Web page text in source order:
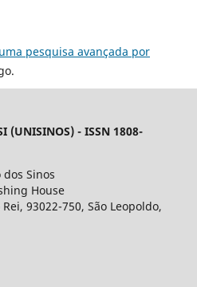
pesquisa avançada por
(UNISINOS) - ISSN 1808-
Sinos
House
93022-750, São Leopoldo,